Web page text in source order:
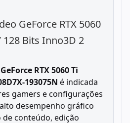
GeForce RTX 5060
128 Bits Inno3D 2
RTX 5060 Ti
193075N é indicada
gamers e configurações
desempenho gráfico
conteúdo, edição